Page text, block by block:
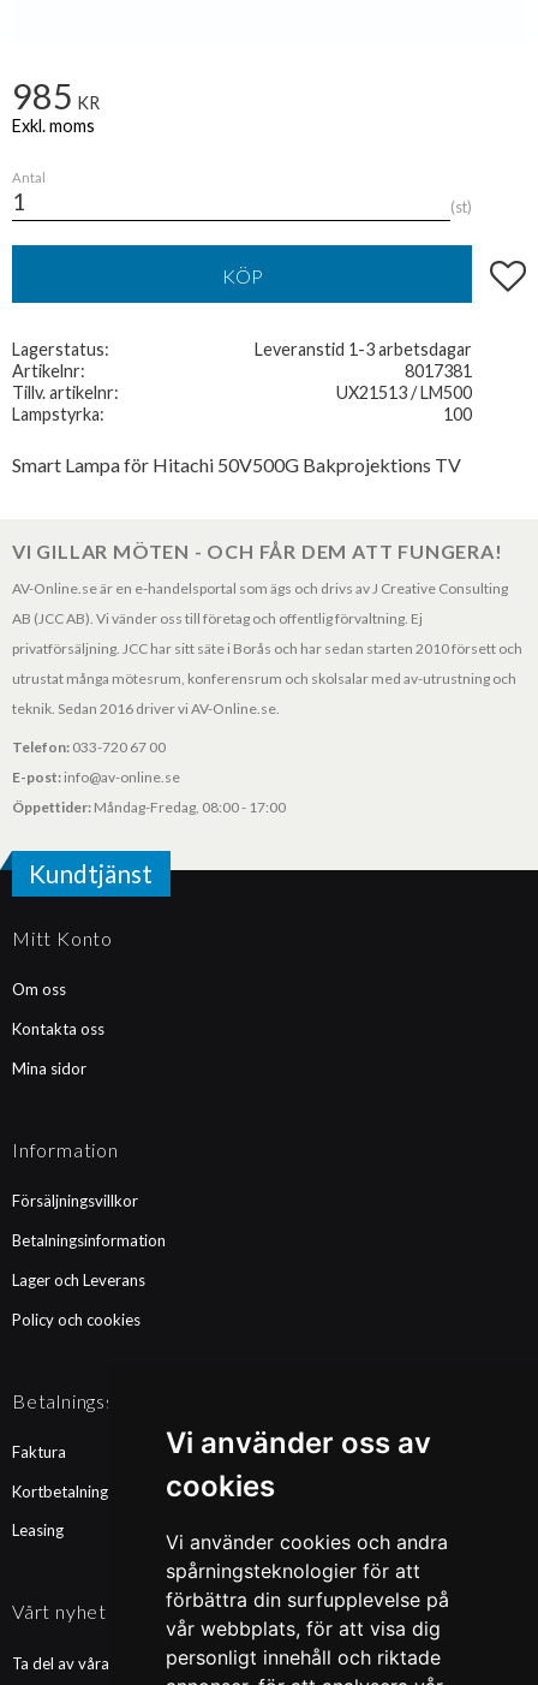
Vi använder oss av
cookies
Vi använder cookies och andra
spårningsteknologier för att
förbättra din surfupplevelse på
vår webbplats, för att visa dig
personligt innehåll och riktade
985 KR
Antal
st
KÖP Lägg
Lagerstatus
Leveranstid 1-3 arbetsdagar
Artikelnr
8017381
Tillv. artikelnr
UX21513 / LM500
Lampstyrka
100
Smart Lampa för Hitachi 50V500G Bakprojektions TV
VI GILLAR MÖTEN - OCH FÅR DEM ATT FUNGERA!
AV-Online.se är en e-handelsportal som ägs och drivs av J Creative Consulting
AB (JCC AB). Vi vänder oss till företag och offentlig förvaltning. Ej
privatförsäljning. JCC har sitt säte i Borås och har sedan starten 2010 försett och
utrustat många mötesrum, konferensrum och skolsalar med av-utrustning och
teknik. Sedan 2016 driver vi AV-Online.se.
Telefon: 033-720 67 00
E-post: info@av-online.se
Öppettider: Måndag-Fredag, 08:00 - 17:00
Kundtjänst
Mitt Konto
Om oss
Kontakta oss
Mina sidor
Information
Försäljningsvillkor
Betalningsinformation
Lager och Leverans
Policy och cookies
Betalningssätt
Faktura
Kortbetalning
Leasing
Vårt nyhetsbrev
Ta del av våra nyheter och kampanjer. Fyll i din mailadress nedan!